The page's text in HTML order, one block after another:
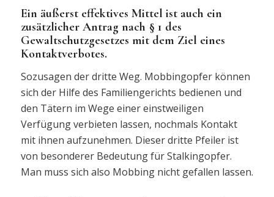
Ein äußerst effektives Mittel ist auch ein
zusätzlicher Antrag nach § 1 des
Gewaltschutzgesetzes mit dem Ziel eines
Kontaktverbotes.
Sozusagen der dritte Weg. Mobbingopfer können
sich der Hilfe des Familiengerichts bedienen und
den Tätern im Wege einer einstweiligen
Verfügung verbieten lassen, nochmals Kontakt
mit ihnen aufzunehmen. Dieser dritte Pfeiler ist
von besonderer Bedeutung für Stalkingopfer.
Man muss sich also Mobbing nicht gefallen lassen.